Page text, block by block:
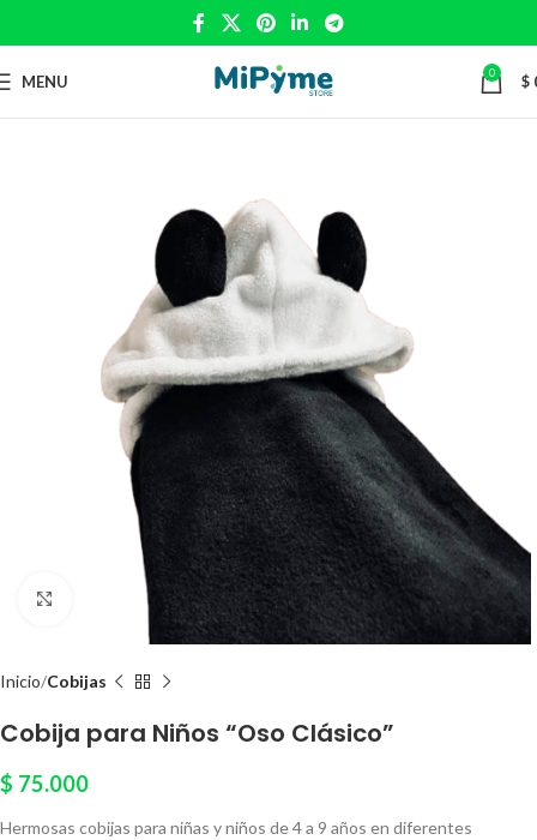
MENU 0 $
Click to enlarge
Inicio Cobijas
Cobija para Niños “Oso Clásico”
$ 75.000
Hermosas cobijas para niñas y niños de 4 a 9 años en diferentes